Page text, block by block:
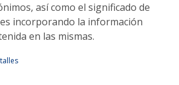
así como el significado de
incorporando la información
en las mismas.